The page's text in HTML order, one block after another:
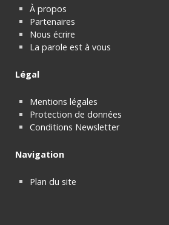
À propos
Partenaires
Nous écrire
La parole est à vous
Légal
Mentions légales
Protection de données
Conditions Newsletter
Navigation
Plan du site